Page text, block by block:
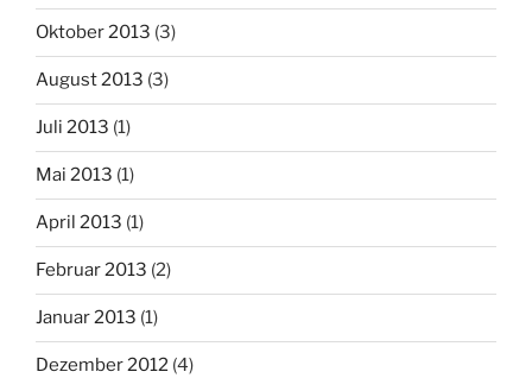
Oktober 2013 (3)
August 2013 (3)
Juli 2013 (1)
Mai 2013 (1)
April 2013 (1)
Februar 2013 (2)
Januar 2013 (1)
Dezember 2012 (4)